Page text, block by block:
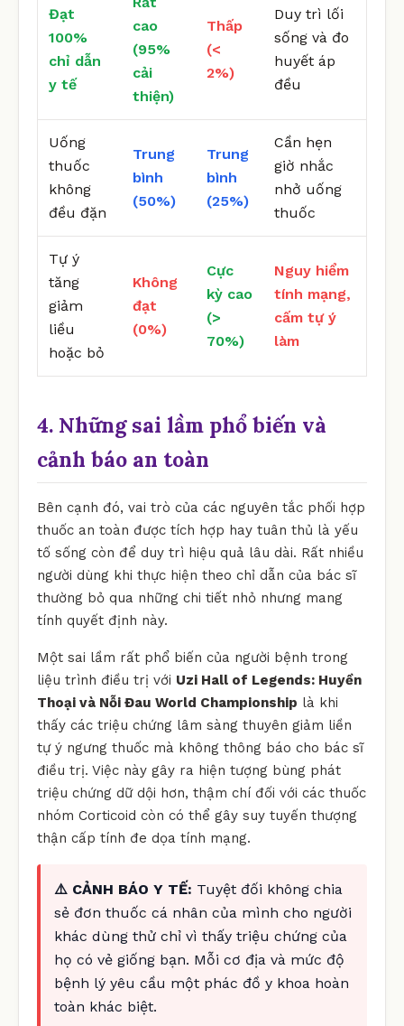
Đạt
100%
chỉ dẫn
y tế
cao
(95%
cải
thiện)
Thấp
(<
2%)
Duy trì lối
sống và đo
huyết áp
đều
Uống
thuốc
không
đều đặn
Trung
bình
(50%)
Trung
bình
(25%)
Cần hẹn
giờ nhắc
nhở uống
thuốc
Tự ý
tăng
giảm
liều
hoặc bỏ
Không
đạt
(0%)
Cực
kỳ cao
(>
70%)
Nguy hiểm
tính mạng,
cấm tự ý
làm
4. Những sai lầm phổ biến và
cảnh báo an toàn
Bên cạnh đó, vai trò của các nguyên tắc phối hợp
thuốc an toàn được tích hợp hay tuân thủ là yếu
tố sống còn để duy trì hiệu quả lâu dài. Rất nhiều
người dùng khi thực hiện theo chỉ dẫn của bác sĩ
thường bỏ qua những chi tiết nhỏ nhưng mang
tính quyết định này.
Một sai lầm rất phổ biến của người bệnh trong
liệu trình điều trị với Uzi Hall of Legends: Huyền
Thoại và Nỗi Đau World Championship là khi
thấy các triệu chứng lâm sàng thuyên giảm liền
tự ý ngưng thuốc mà không thông báo cho bác sĩ
điều trị. Việc này gây ra hiện tượng bùng phát
triệu chứng dữ dội hơn, thậm chí đối với các thuốc
nhóm Corticoid còn có thể gây suy tuyến thượng
thận cấp tính đe dọa tính mạng.
⚠️ CẢNH BÁO Y TẾ: Tuyệt đối không chia
sẻ đơn thuốc cá nhân của mình cho người
khác dùng thử chỉ vì thấy triệu chứng của
họ có vẻ giống bạn. Mỗi cơ địa và mức độ
bệnh lý yêu cầu một phác đồ y khoa hoàn
toàn khác biệt.